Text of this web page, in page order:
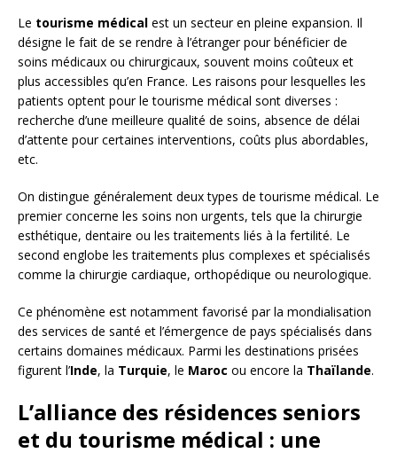
Le tourisme médical est un secteur en pleine expansion. Il
désigne le fait de se rendre à l’étranger pour bénéficier de
soins médicaux ou chirurgicaux, souvent moins coûteux et
plus accessibles qu’en France. Les raisons pour lesquelles les
patients optent pour le tourisme médical sont diverses :
recherche d’une meilleure qualité de soins, absence de délai
d’attente pour certaines interventions, coûts plus abordables,
etc.
On distingue généralement deux types de tourisme médical. Le
premier concerne les soins non urgents, tels que la chirurgie
esthétique, dentaire ou les traitements liés à la fertilité. Le
second englobe les traitements plus complexes et spécialisés
comme la chirurgie cardiaque, orthopédique ou neurologique.
Ce phénomène est notamment favorisé par la mondialisation
des services de santé et l’émergence de pays spécialisés dans
certains domaines médicaux. Parmi les destinations prisées
figurent l’Inde, la Turquie, le Maroc ou encore la Thaïlande.
L’alliance des résidences seniors
et du tourisme médical : une